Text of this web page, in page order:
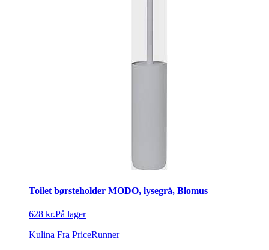
Toilet børsteholder MODO, lysegrå, Blomus
628 kr.På lager
Kulina Fra PriceRunner